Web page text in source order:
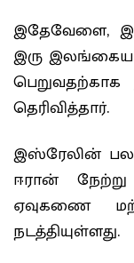
இதேவேளை,
இரு
பெறுவதற்காக
தெரிவித்தார்.
இஸ்ரேலின் பல
ஈரான்
ஏவுகணை
நடத்தியுள்ளது.